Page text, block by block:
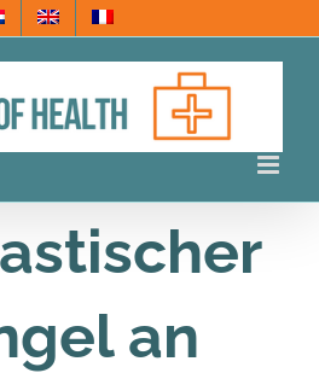
an